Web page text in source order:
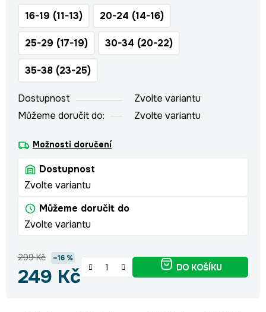
16-19 (11-13) 20-24 (14-16)
25-29 (17-19) 30-34 (20-22)
35-38 (23-25)
Dostupnost
Zvolte variantu
Můžeme doručit do:
Zvolte variantu
Možnosti doručení
Dostupnost
Zvolte variantu
Můžeme doručit do
Zvolte variantu
299 Kč –16 %
249 Kč DO KOŠÍKU